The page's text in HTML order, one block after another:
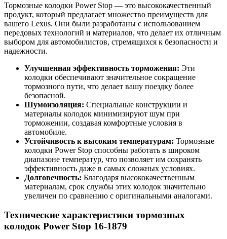
Тормозные колодки Power Stop — это высококачественный
продукт, который предлагает множество преимуществ для
вашего Lexus. Они были разработаны с использованием
передовых технологий и материалов, что делает их отличным
выбором для автомобилистов, стремящихся к безопасности и
надежности.
Улучшенная эффективность торможения: Эти
колодки обеспечивают значительное сокращение
тормозного пути, что делает вашу поездку более
безопасной.
Шумоизоляция: Специальные конструкции и
материалы колодок минимизируют шум при
торможении, создавая комфортные условия в
автомобиле.
Устойчивость к высоким температурам: Тормозные
колодки Power Stop способны работать в широком
диапазоне температур, что позволяет им сохранять
эффективность даже в самых сложных условиях.
Долговечность: Благодаря высококачественным
материалам, срок службы этих колодок значительно
увеличен по сравнению с оригинальными аналогами.
Технические характеристики тормозных
колодок Power Stop 16-1879